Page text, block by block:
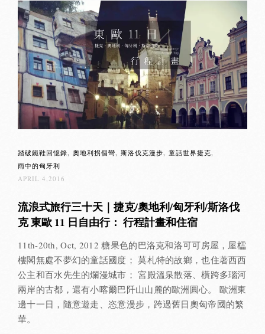
踏破鐵鞋回憶錄 奧地利拐個彎 斯洛伐克漫步
童話世界捷克
雨中的匈牙利
APRIL 4,2016
流浪式旅行三十天｜捷克/奧地利/匈牙利/斯洛伐
克 東歐 11 日自由行： 行程計畫和住宿
11th-20th, Oct, 2012 糖果色的巴洛克和洛可可房屋，屋櫺
樓閣無處不夢幻的童話國度； 莫札特的故鄉，也住著西西
公主和百水先生的爛漫城市； 宮殿溫泉散落、橫跨多瑙河
兩岸的古都，還有小喀爾巴阡山山麓的歐洲圓心。 歐洲東
邊十一日，隨意遊走、恣意漫步，跨過舊日奧匈帝國的繁
華。